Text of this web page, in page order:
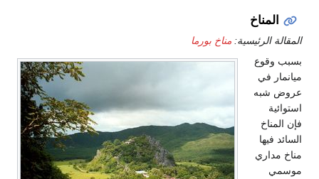
المناخ
المقالة الرئيسية: مناخ بورما
بسبب وقوع
ميانمار في
عروض شبه
استوائية
فإن المناخ
السائد فيها
مناخ مداري
موسمي